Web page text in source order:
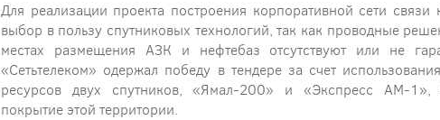
Для реализации проекта построения корпоративной сети
выбор в пользу спутниковых технологий, так как проводные
местах размещения АЗК и нефтебаз отсутствуют или не
«Сетьтелеком» одержал победу в тендере за счет
ресурсов двух спутников, «Ямал-200» и «Экспресс АМ-1»,
покрытие этой территории.